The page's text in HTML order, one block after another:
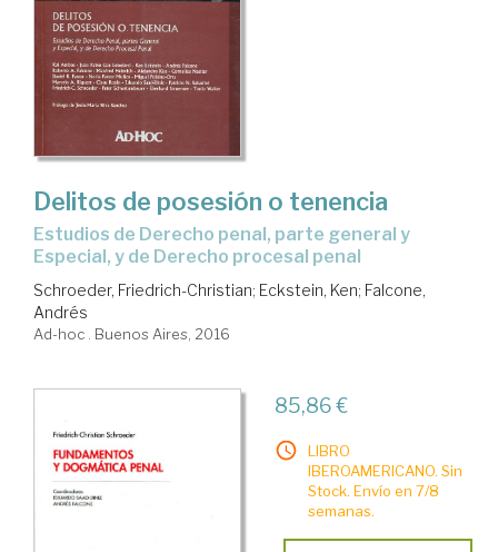
Delitos de posesión o tenencia
estudios de Derecho penal, parte general y
Especial, y de Derecho procesal penal
Schroeder, Friedrich-Christian; Eckstein, Ken; Falcone,
Andrés
Ad-hoc . Buenos Aires, 2016
85,86 €
LIBRO
IBEROAMERICANO. Sin
Stock. Envío en 7/8
semanas.